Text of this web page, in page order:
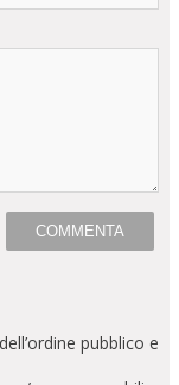
pubblico e